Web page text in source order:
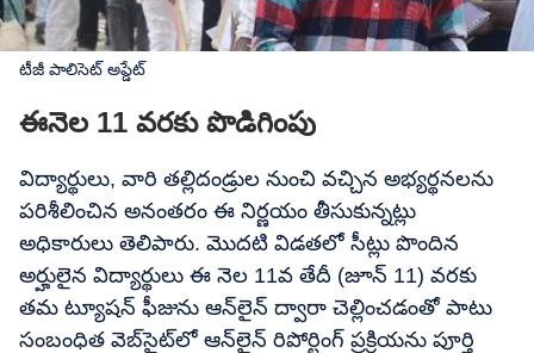
టీజీ పాలిసెట్ అప్డేట్
ఈనెల 11 వరకు పొడిగింపు
విద్యార్థులు, వారి తల్లిదండ్రుల నుంచి వచ్చిన అభ్యర్థనలను
పరిశీలించిన అనంతరం ఈ నిర్ణయం తీసుకున్నట్లు
అధికారులు తెలిపారు. మొదటి విడతలో సీట్లు పొందిన
అర్హులైన విద్యార్థులు ఈ నెల 11వ తేదీ (జూన్ 11) వరకు
తమ ట్యూషన్‌ ఫీజును ఆన్‌లైన్ ద్వారా చెల్లించడంతో పాటు
సంబంధిత వెబ్‌సైట్‌లో ఆన్‌లైన్ రిపోర్టింగ్ ప్రక్రియను పూర్తి